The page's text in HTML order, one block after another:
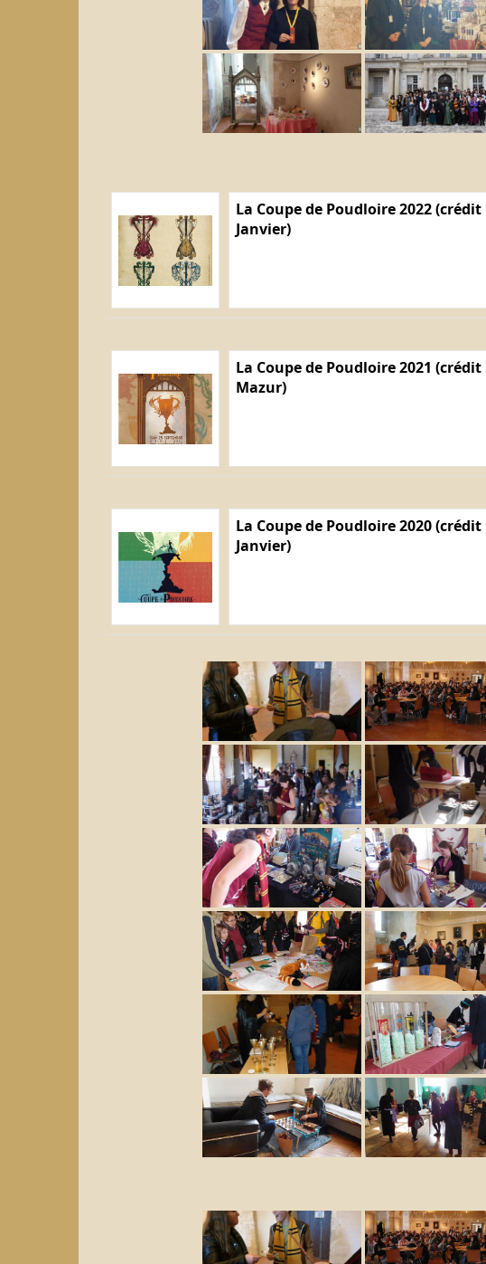
La Coupe de Poudloire 2022
Janvier)
La Coupe de Poudloire 2021 (crédit
Mazur)
La Coupe de Poudloire 2020
Janvier)